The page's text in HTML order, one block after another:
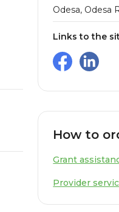
Odesa, Odesa
Links to the
How to
Grant
Provider